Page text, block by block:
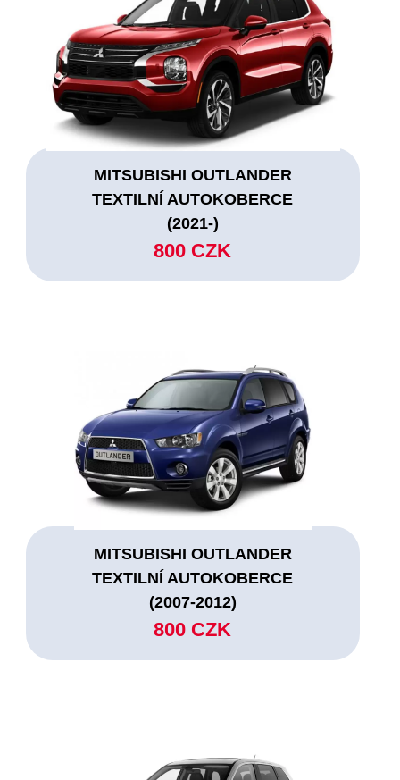
MITSUBISHI OUTLANDER
TEXTILNÍ AUTOKOBERCE
(2021-)
800 CZK
MITSUBISHI OUTLANDER
TEXTILNÍ AUTOKOBERCE
(2007-2012)
800 CZK